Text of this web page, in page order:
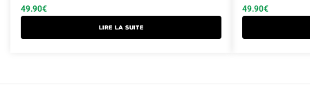
initial
était :
49.90€
actuel
est :
Lire la suite
initial
était :
49.90€
actuel
est :
a